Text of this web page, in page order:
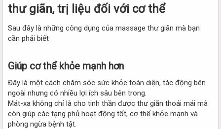
thư giãn, trị liệu đối với cơ thể​
Sau đây là những công dụng của massage thư giãn mà bạn
cần phải biết
Giúp cơ thể khỏe mạnh hơn​
Đây là một cách chăm sóc sức khỏe toàn diện, tác động bên
ngoài nhưng có nhiều lợi ích sâu bên trong.
Mát-xa không chỉ là cho tinh thần được thư giãn thoải mái mà
còn giúp các tạng phủ hoạt động tốt, cơ thể khỏe mạnh và
phòng ngừa bệnh tật.